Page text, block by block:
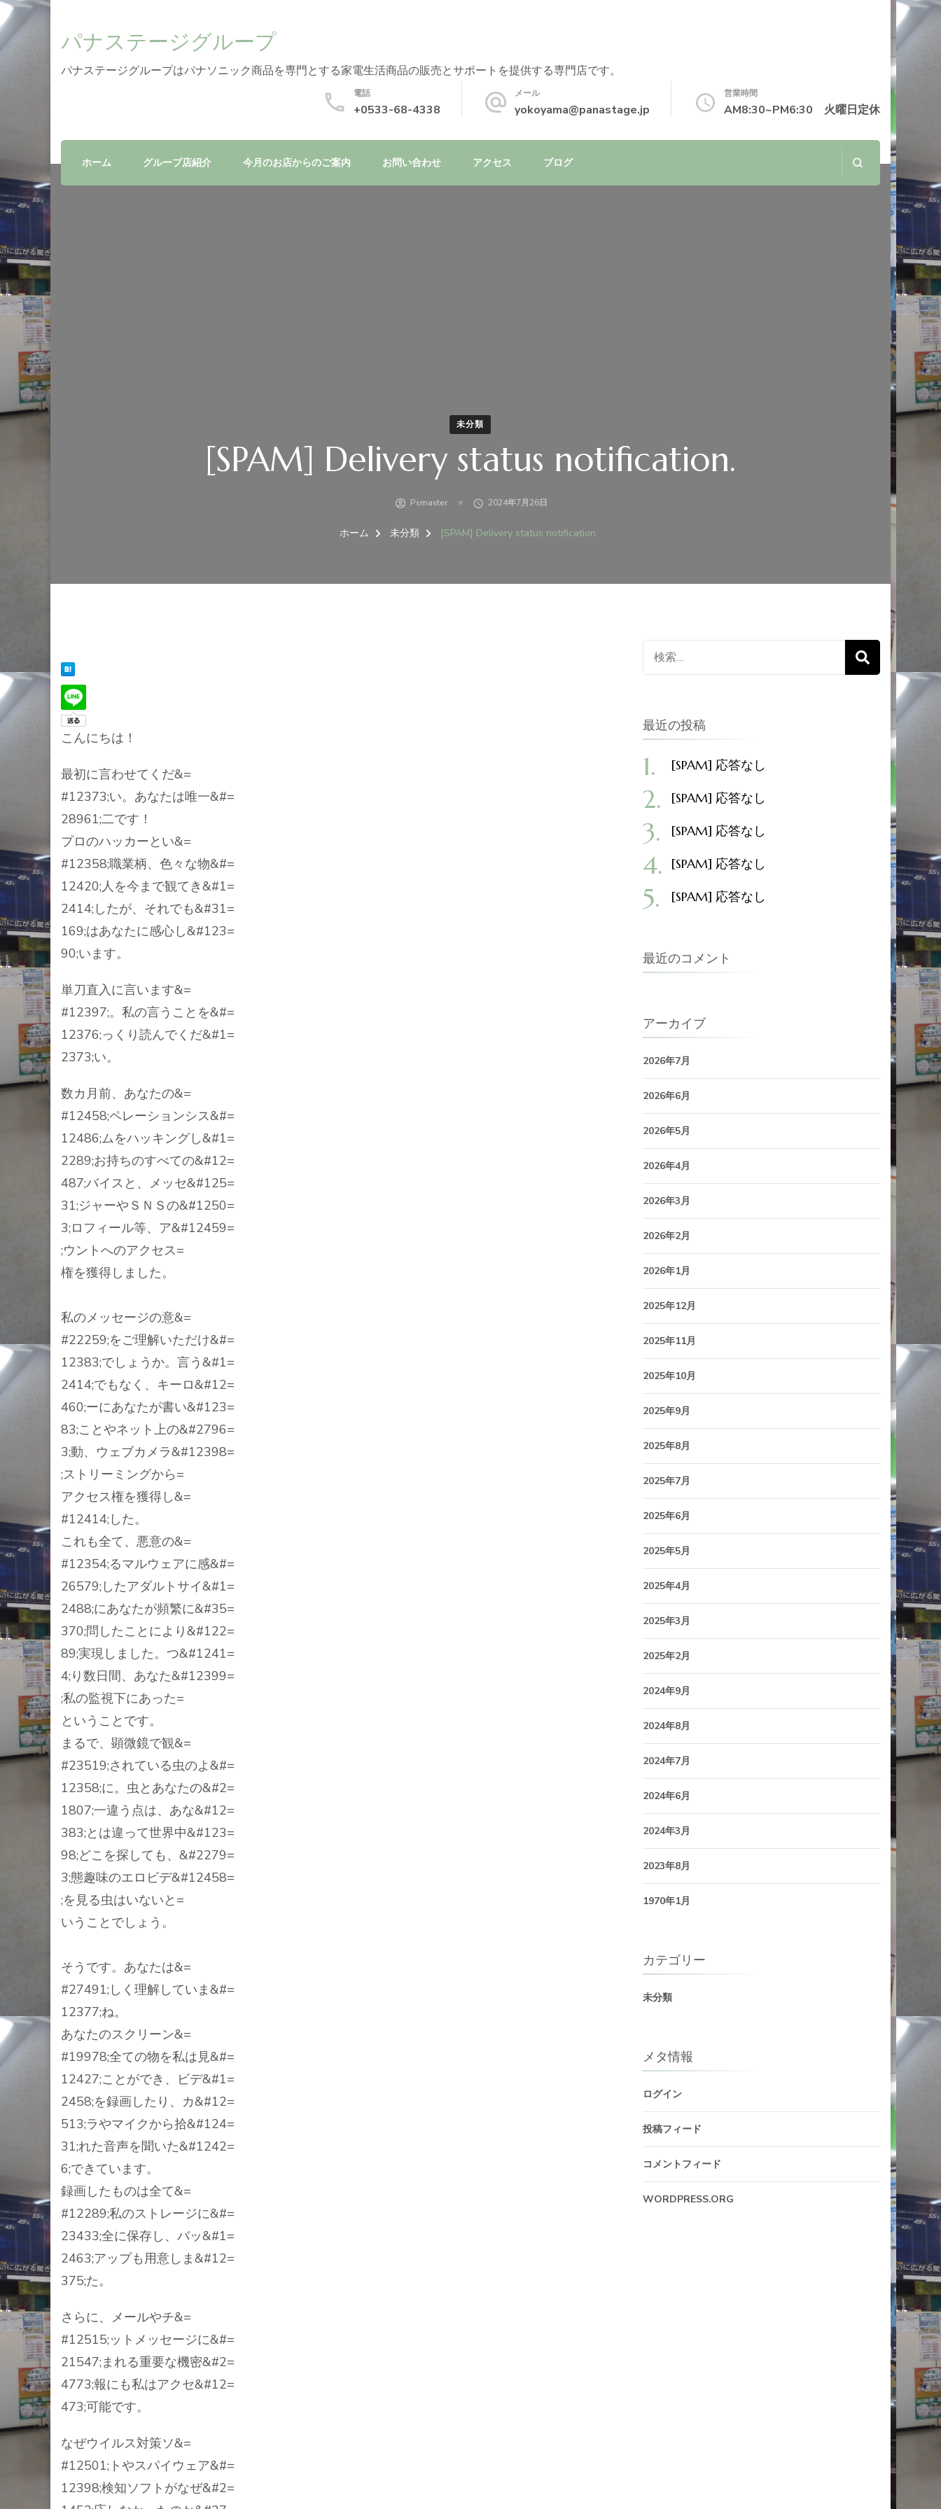
パナステージグループ
パナステージグループはパナソニック商品を専門とする家電生活商品の販売とサポートを提供する専門店です。
電話
+0533-68-4338
メール
yokoyama@panastage.jp
営業時間
AM8:30~PM6:30 火曜日定休
ホーム グループ店紹介 今月のお店からのご案内 お問い合わせ アクセス ブログ
未分類
[SPAM] Delivery status notification.
Psmaster 2024年7月26日
ホーム 未分類 [SPAM] Delivery status notification.
こんにちは！
最初に言わせてくだ&=
#12373;い。あなたは唯一&#=
28961;二です！
プロのハッカーとい&=
#12358;職業柄、色々な物&#=
12420;人を今まで観てき&#1=
2414;したが、それでも&#31=
169;はあなたに感心し&#123=
90;います。
単刀直入に言います&=
#12397;。私の言うことを&#=
12376;っくり読んでくだ&#1=
2373;い。
数カ月前、あなたの&=
#12458;ペレーションシス&#=
12486;ムをハッキングし&#1=
2289;お持ちのすべての&#12=
487;バイスと、メッセ&#125=
31;ジャーやＳＮＳの&#1250=
3;ロフィール等、ア&#12459=
;ウントへのアクセス=
権を獲得しました。
私のメッセージの意&=
#22259;をご理解いただけ&#=
12383;でしょうか。言う&#1=
2414;でもなく、キーロ&#12=
460;ーにあなたが書い&#123=
83;ことやネット上の&#2796=
3;動、ウェブカメラ&#12398=
;ストリーミングから=
アクセス権を獲得し&=
#12414;した。
これも全て、悪意の&=
#12354;るマルウェアに感&#=
26579;したアダルトサイ&#1=
2488;にあなたが頻繁に&#35=
370;問したことにより&#122=
89;実現しました。つ&#1241=
4;り数日間、あなた&#12399=
;私の監視下にあった=
ということです。
まるで、顕微鏡で観&=
#23519;されている虫のよ&#=
12358;に。虫とあなたの&#2=
1807;一違う点は、あな&#12=
383;とは違って世界中&#123=
98;どこを探しても、&#2279=
3;態趣味のエロビデ&#12458=
;を見る虫はいないと=
いうことでしょう。
そうです。あなたは&=
#27491;しく理解していま&#=
12377;ね。
あなたのスクリーン&=
#19978;全ての物を私は見&#=
12427;ことができ、ビデ&#1=
2458;を録画したり、カ&#12=
513;ラやマイクから拾&#124=
31;れた音声を聞いた&#1242=
6;できています。
録画したものは全て&=
#12289;私のストレージに&#=
23433;全に保存し、バッ&#1=
2463;アップも用意しま&#12=
375;た。
さらに、メールやチ&=
#12515;ットメッセージに&#=
21547;まれる重要な機密&#2=
4773;報にも私はアクセ&#12=
473;可能です。
なぜウイルス対策ソ&=
#12501;トやスパイウェア&#=
12398;検知ソフトがなぜ&#2=
検
索
象:
最近の投稿
[SPAM] 応答なし
[SPAM] 応答なし
[SPAM] 応答なし
[SPAM] 応答なし
[SPAM] 応答なし
最近のコメント
アーカイブ
2026年7月
2026年6月
2026年5月
2026年4月
2026年3月
2026年2月
2026年1月
2025年12月
2025年11月
2025年10月
2025年9月
2025年8月
2025年7月
2025年6月
2025年5月
2025年4月
2025年3月
2025年2月
2024年9月
2024年8月
2024年7月
2024年6月
2024年3月
2023年8月
1970年1月
カテゴリー
未分類
メタ情報
ログイン
投稿フィード
コメントフィード
WORDPRESS.ORG